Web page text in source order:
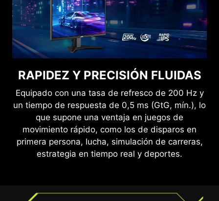
RAPIDEZ Y PRECISIÓN FLUIDAS
Equipado con una tasa de refresco de 200 Hz y
un tiempo de respuesta de 0,5 ms (GtG, mín.), lo
que supone una ventaja en juegos de
movimiento rápido, como los de disparos en
primera persona, lucha, simulación de carreras,
estrategia en tiempo real y deportes.
COMODIDAD.
Las tecnologías Anti-Flicker y de Reducción de
Luz Azul ofrecen una experiencia visual mucho
más cómoda al reducir el parpadeo y mostrar
niveles más bajos de luz azul. Puedes jugar
durante más tiempo sin sentir fatiga visual.
JUEGO FLUIDO
Jugar no debería ser una elección entre una